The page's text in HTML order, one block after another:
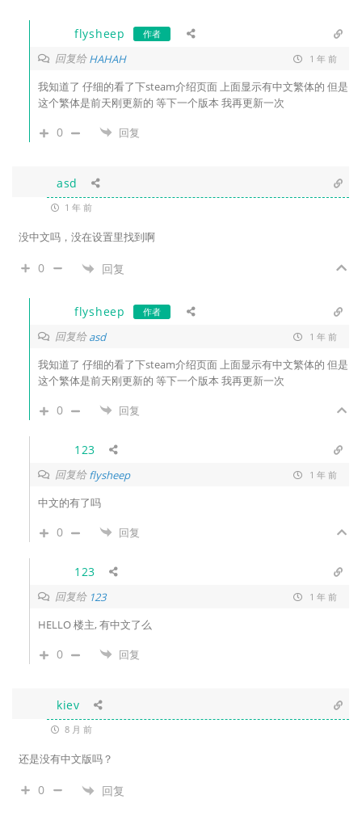
flysheep 作者
回复给HAHAH 1 年 前
我知道了 仔细的看了下steam介绍页面 上面显示有中文繁体的 但是
这个繁体是前天刚更新的 等下一个版本 我再更新一次
0 回复
asd
1 年 前
没中文吗，没在设置里找到啊
0 回复
flysheep 作者
回复给asd 1 年 前
我知道了 仔细的看了下steam介绍页面 上面显示有中文繁体的 但是
这个繁体是前天刚更新的 等下一个版本 我再更新一次
0 回复
123
回复给flysheep 1 年 前
中文的有了吗
0 回复
123
回复给 123 1 年 前
HELLO 楼主, 有中文了么
0 回复
kiev
8 月 前
还是没有中文版吗？
0 回复